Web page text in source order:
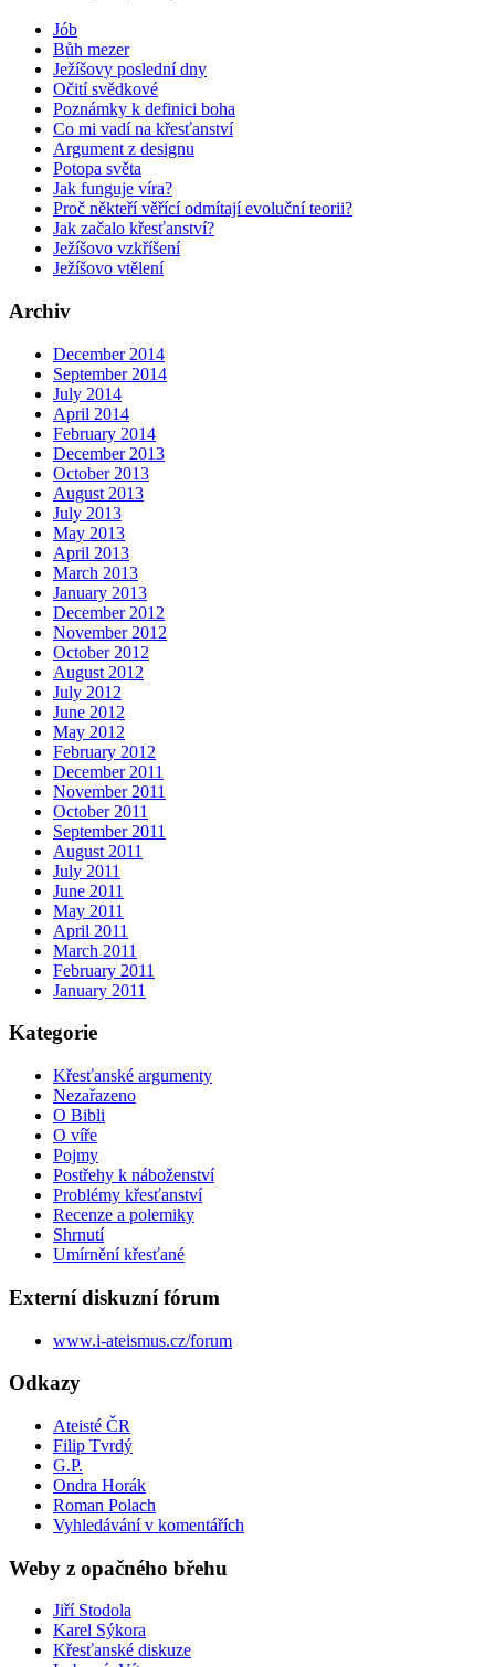
Jób
Bůh mezer
Ježíšovy poslední dny
Očití svědkové
Poznámky k definici boha
Co mi vadí na křesťanství
Argument z designu
Potopa světa
Jak funguje víra?
Proč někteří věřící odmítají evoluční teorii?
Jak začalo křesťanství?
Ježíšovo vzkříšení
Ježíšovo vtělení
Archiv
December 2014
September 2014
July 2014
April 2014
February 2014
December 2013
October 2013
August 2013
July 2013
May 2013
April 2013
March 2013
January 2013
December 2012
November 2012
October 2012
August 2012
July 2012
June 2012
May 2012
February 2012
December 2011
November 2011
October 2011
September 2011
August 2011
July 2011
June 2011
May 2011
April 2011
March 2011
February 2011
January 2011
Kategorie
Křesťanské argumenty
Nezařazeno
O Bibli
O víře
Pojmy
Postřehy k náboženství
Problémy křesťanství
Recenze a polemiky
Shrnutí
Umírnění křesťané
Externí diskuzní fórum
www.i-ateismus.cz/forum
Odkazy
Ateisté ČR
Filip Tvrdý
G.P.
Ondra Horák
Roman Polach
Vyhledávání v komentářích
Weby z opačného břehu
Jiří Stodola
Karel Sýkora
Křesťanské diskuze